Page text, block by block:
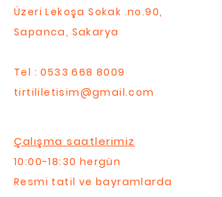
Üzeri Lekoşa Sokak .no.90,
Sapanca, Sakarya
Tel :0533 668 8009
tirtililetisim@gmail.com
Çalışma saatlerimiz
10:00-18:30 hergün
Resmi tatil ve bayramlarda